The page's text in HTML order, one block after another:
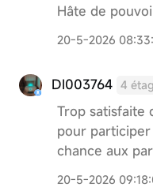
Hâte de
20-5-2026
DI003764 4
Trop satisfaite
pour
chance aux
20-5-2026